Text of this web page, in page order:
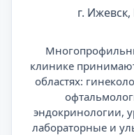
г.
клинике
областях:
эндокринологии,
лабораторные и